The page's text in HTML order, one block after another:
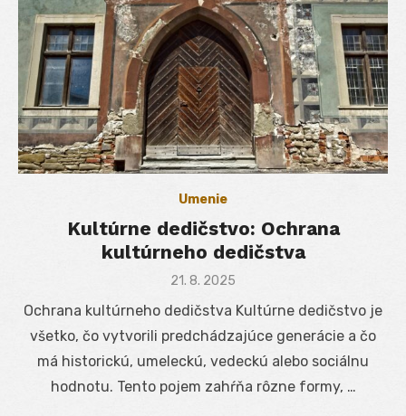
Umenie
Kultúrne dedičstvo: Ochrana
kultúrneho dedičstva
Posted
21. 8. 2025
Ochrana kultúrneho dedičstva Kultúrne dedičstvo je
všetko, čo vytvorili predchádzajúce generácie a čo
má historickú, umeleckú, vedeckú alebo sociálnu
hodnotu. Tento pojem zahŕňa rôzne formy, …